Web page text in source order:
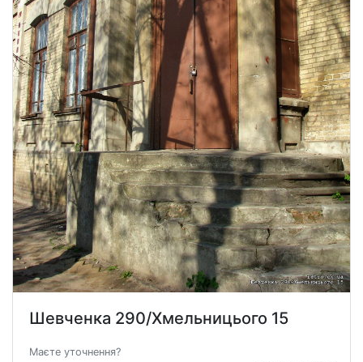
Шевченка 290/Хмельницього 15
Маєте уточнення?
Donate 💸
Support Ukraine ❤
Share this widget 📌